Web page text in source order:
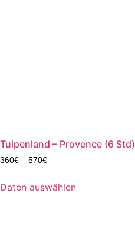
Tulpenland – Provence (6 Std)
360€ – 570€
Daten auswählen